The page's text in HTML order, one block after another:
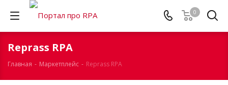
0
Reprass RPA
Главная - Маркетплейс - Reprass RPA